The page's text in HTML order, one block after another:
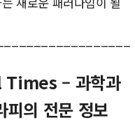
Times – 과학과
피의 전문 정보